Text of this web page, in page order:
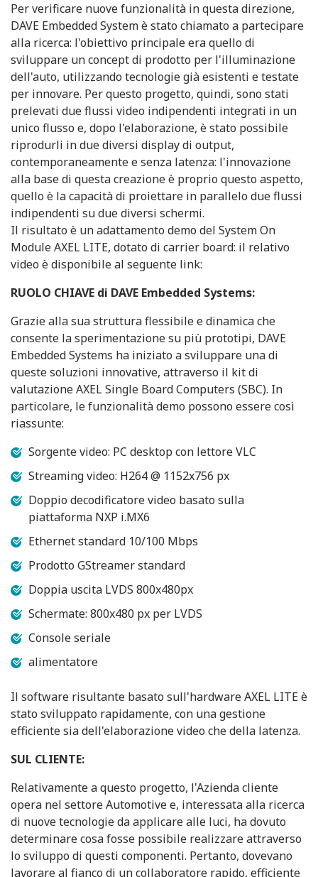
Per verificare nuove funzionalità in questa direzione,
DAVE Embedded System è stato chiamato a partecipare
alla ricerca: l'obiettivo principale era quello di
sviluppare un concept di prodotto per l'illuminazione
dell'auto, utilizzando tecnologie già esistenti e testate
per innovare. Per questo progetto, quindi, sono stati
prelevati due flussi video indipendenti integrati in un
unico flusso e, dopo l'elaborazione, è stato possibile
riprodurli in due diversi display di output,
contemporaneamente e senza latenza: l'innovazione
alla base di questa creazione è proprio questo aspetto,
quello è la capacità di proiettare in parallelo due flussi
indipendenti su due diversi schermi.
Il risultato è un adattamento demo del System On
Module AXEL LITE, dotato di carrier board: il relativo
video è disponibile al seguente link:
RUOLO CHIAVE di DAVE Embedded Systems:
Grazie alla sua struttura flessibile e dinamica che
consente la sperimentazione su più prototipi, DAVE
Embedded Systems ha iniziato a sviluppare una di
queste soluzioni innovative, attraverso il kit di
valutazione AXEL Single Board Computers (SBC). In
particolare, le funzionalità demo possono essere così
riassunte:
Sorgente video: PC desktop con lettore VLC
Streaming video: H264 @ 1152x756 px
Doppio decodificatore video basato sulla
piattaforma NXP i.MX6
Ethernet standard 10/100 Mbps
Prodotto GStreamer standard
Doppia uscita LVDS 800x480px
Schermate: 800x480 px per LVDS
Console seriale
alimentatore
Il software risultante basato sull'hardware AXEL LITE è
stato sviluppato rapidamente, con una gestione
efficiente sia dell'elaborazione video che della latenza.
SUL CLIENTE:
Relativamente a questo progetto, l'Azienda cliente
opera nel settore Automotive e, interessata alla ricerca
di nuove tecnologie da applicare alle luci, ha dovuto
determinare cosa fosse possibile realizzare attraverso
lo sviluppo di questi componenti. Pertanto, dovevano
lavorare al fianco di un collaboratore rapido, efficiente